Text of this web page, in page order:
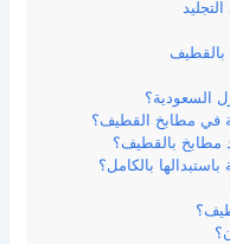
بالقطيف
السعودية؟
في مطابخ القطيف؟
مطابخ بالقطيف؟
بالكامل؟